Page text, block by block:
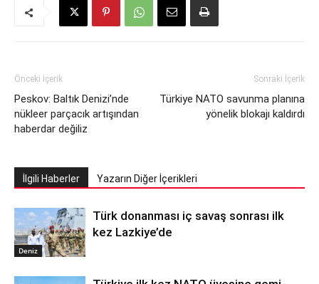
Önceki İçerik
Peskov: Baltık Denizi’nde
nükleer parçacık artışından
haberdar değiliz
Sonraki İçerik
Türkiye NATO savunma planına
yönelik blokajı kaldırdı
İlgili Haberler Yazarın Diğer İçerikleri
Deniz
Türk donanması iç savaş sonrası ilk
kez Lazkiye’de